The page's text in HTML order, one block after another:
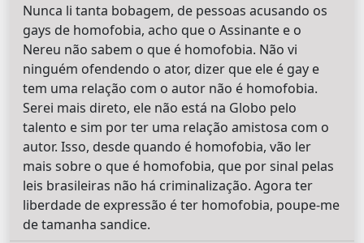
Nunca li tanta bobagem, de pessoas acusando os
gays de homofobia, acho que o Assinante e o
Nereu não sabem o que é homofobia. Não vi
ninguém ofendendo o ator, dizer que ele é gay e
tem uma relação com o autor não é homofobia.
Serei mais direto, ele não está na Globo pelo
talento e sim por ter uma relação amistosa com o
autor. Isso, desde quando é homofobia, vão ler
mais sobre o que é homofobia, que por sinal pelas
leis brasileiras não há criminalização. Agora ter
liberdade de expressão é ter homofobia, poupe-me
de tamanha sandice.